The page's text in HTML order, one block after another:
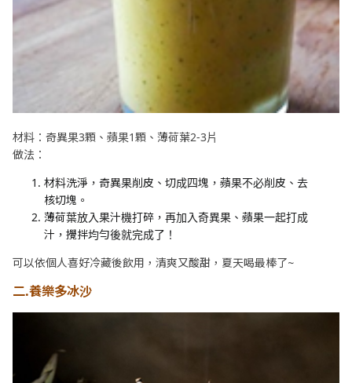
材料：奇異果3顆、蘋果1顆、薄荷葉2-3片
做法：
材料洗淨，奇異果削皮、切成四塊，蘋果不必削皮、去
核切塊。
薄荷葉放入果汁機打碎，再加入奇異果、蘋果一起打成
汁，攪拌均勻後就完成了！
可以依個人喜好冷藏後飲用，清爽又酸甜，夏天喝最棒了~
二.養樂多冰沙